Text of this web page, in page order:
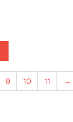
9 10 11 →